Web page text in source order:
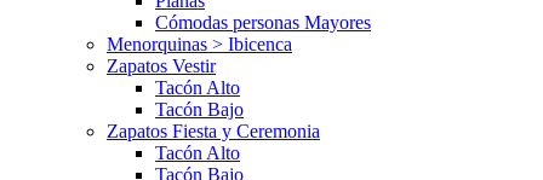
Cómodas personas Mayores
Menorquinas > Ibicenca
Zapatos Vestir
Tacón Alto
Tacón Bajo
Zapatos Fiesta y Ceremonia
Tacón Alto
Tacón Bajo